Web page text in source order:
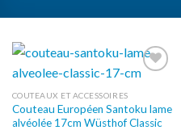
à la liste
d’envies
COUTEAUX ET ACCESSOIRES
Couteau Européen Santoku lame
alvéolée 17cm Wüsthof Classic